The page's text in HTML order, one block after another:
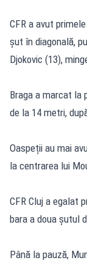
CFR a avut
șut în diagonală,
Djokovic (13),
Braga a marcat la
de la 14 metri,
Oaspeții au mai
la centrarea lui
CFR Cluj a egalat
bara a doua șutul
Până la pauză,